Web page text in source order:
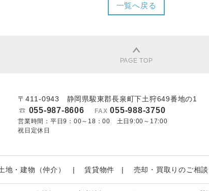
一覧へ戻る
PAGE TOP
〒411-0943 静岡県駿東郡長泉町下土狩649番地の1
055-987-8606 FAX 055-988-3750
営業時間：平日9：00～18：00 土日9:00～17:00
祝日定休日
地・建物（仲介） 賃貸物件 売却・買取りのご相談